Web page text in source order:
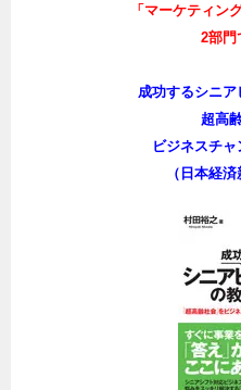
「マーケティン
2部門
成功するシニ
超高
ビジネスチ
（日本経済